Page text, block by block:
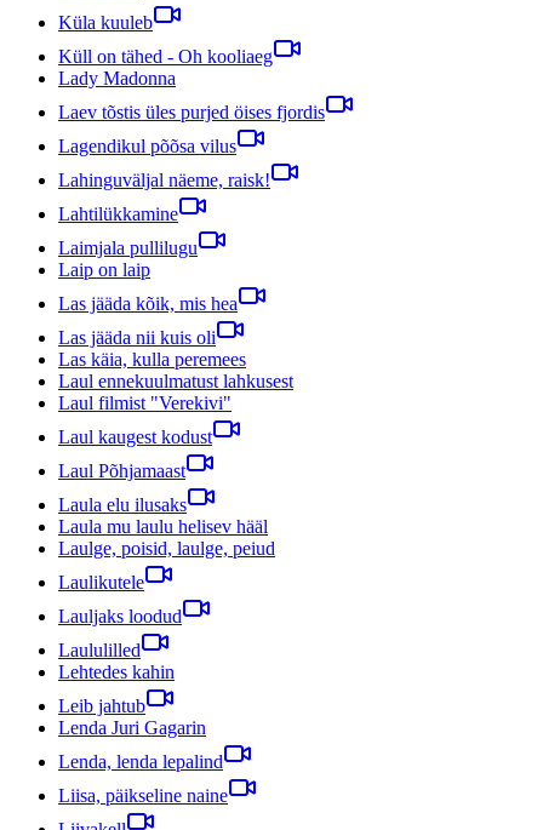
Küla kuuleb
Küll on tähed - Oh kooliaeg
Lady Madonna
Laev tõstis üles purjed öises fjordis
Lagendikul põõsa vilus
Lahinguväljal näeme, raisk!
Lahtilükkamine
Laimjala pullilugu
Laip on laip
Las jääda kõik, mis hea
Las jääda nii kuis oli
Las käia, kulla peremees
Laul ennekuulmatust lahkusest
Laul filmist "Verekivi"
Laul kaugest kodust
Laul Põhjamaast
Laula elu ilusaks
Laula mu laulu helisev hääl
Laulge, poisid, laulge, peiud
Laulikutele
Lauljaks loodud
Laululilled
Lehtedes kahin
Leib jahtub
Lenda Juri Gagarin
Lenda, lenda lepalind
Liisa, päikseline naine